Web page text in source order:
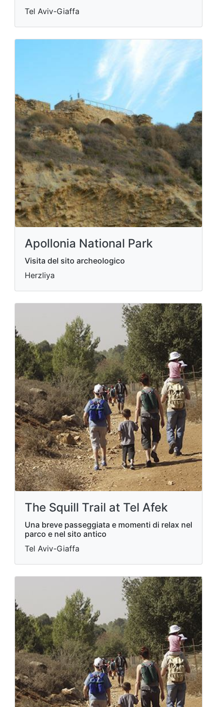
Tel Aviv-Giaffa
Apollonia National Park
Visita del sito archeologico
Herzliya
The Squill Trail at Tel Afek
Una breve passeggiata e momenti di relax nel
parco e nel sito antico
Tel Aviv-Giaffa